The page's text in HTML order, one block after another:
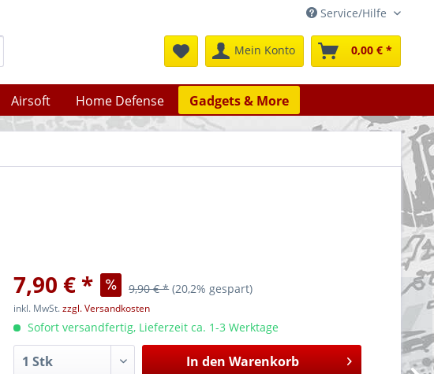
Service/Hilfe
Mein Konto 0,00 € *
Airsoft Home Defense Gadgets & More
7,90 € * 9,90 € * (20,2% gespart)
inkl. MwSt.zzgl. Versandkosten
Sofort versandfertig, Lieferzeit ca. 1-3 Werktage
In den Warenkorb